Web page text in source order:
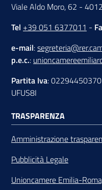
Viale Aldo Moro, 62 -
Tel +39 051 6377011 -
e-mail:
p.e.c.:
Partita Iva:
UFUS8I
TRASPARENZA
Amministrazione
Pubblicità Legale
Unioncamere Emilia-